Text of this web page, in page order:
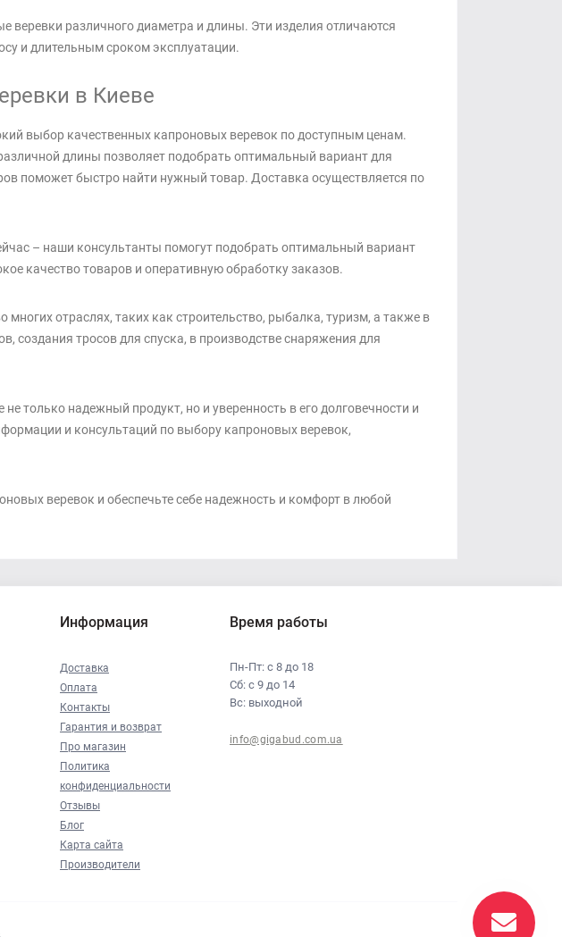
веревки различного диаметра и длины. Эти изделия отличаются
и длительным сроком эксплуатации.
в Киеве
выбор качественных капроновых веревок по доступным ценам.
длины позволяет подобрать оптимальный вариант для
поможет быстро найти нужный товар. Доставка осуществляется по
– наши консультанты помогут подобрать оптимальный вариант
качество товаров и оперативную обработку заказов.
отраслях, таких как строительство, рыбалка, туризм, а также в
создания тросов для спуска, в производстве снаряжения для
только надежный продукт, но и уверенность в его долговечности и
и консультаций по выбору капроновых веревок,
веревок и обеспечьте себе надежность и комфорт в любой
Информация
Доставка
Оплата
Контакты
Гарантия и возврат
Про магазин
Политика
конфиденциальности
Отзывы
Блог
Карта сайта
Производители
Время работы
Пн-Пт: с 8 до 18
Сб: с 9 до 14
Вс: выходной
info@gigabud.com.ua